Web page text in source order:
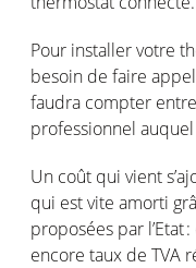
Pour installervotre
besoin de faire appel
faudra compter
professionnel auquel
Un coût qui vient
qui estvite amorti
proposées par l’Etat:
encore taux de TVA